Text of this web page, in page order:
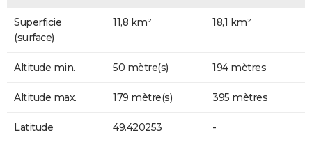
Superficie
(surface)
11,8 km² 18,1 km²
Altitude min. 50 mètre(s) 194 mètres
Altitude max. 179 mètre(s) 395 mètres
Latitude 49.420253 -